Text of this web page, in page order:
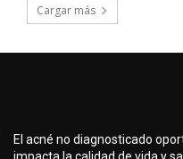
Cargar más
El acné no diagnosticado